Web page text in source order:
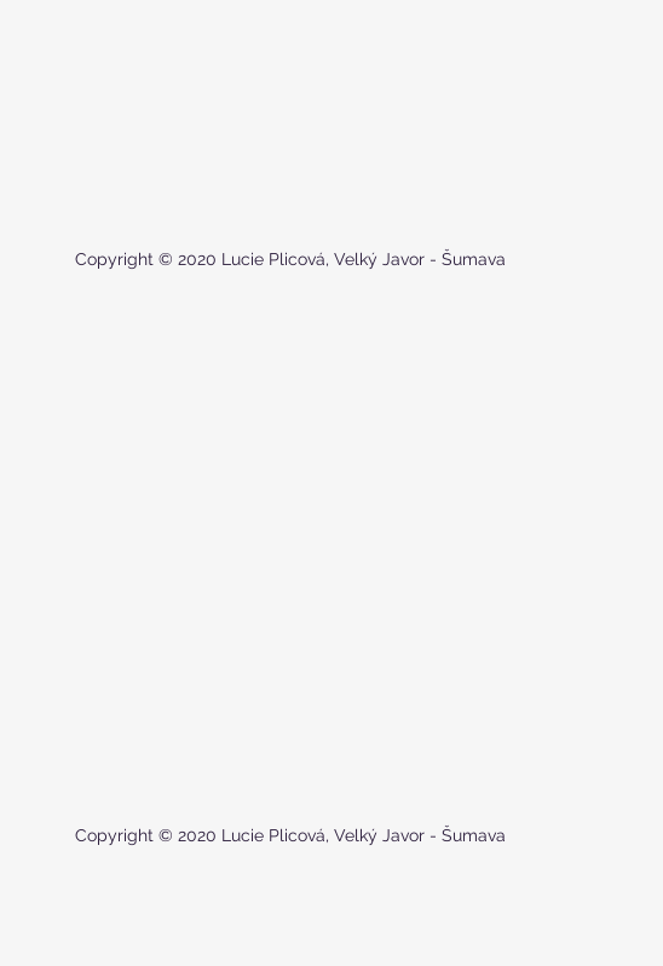
Copyright © 2020 Lucie Plicová, Velký Javor - Šumava
Copyright © 2020 Lucie Plicová, Velký Javor - Šumava